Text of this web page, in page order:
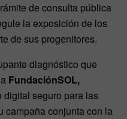
de consulta pública
la exposición de los
de sus progenitores.
diagnóstico que
FundaciónSOL,
digital seguro para las
campaña conjunta con la